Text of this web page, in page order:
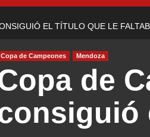
EL TÍTULO QUE LE
Copa de Campeones Mendoza
de